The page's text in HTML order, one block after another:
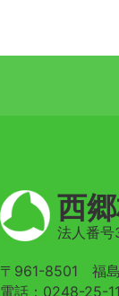
西
法人番
〒961-8501 福島
電話：0248-25-